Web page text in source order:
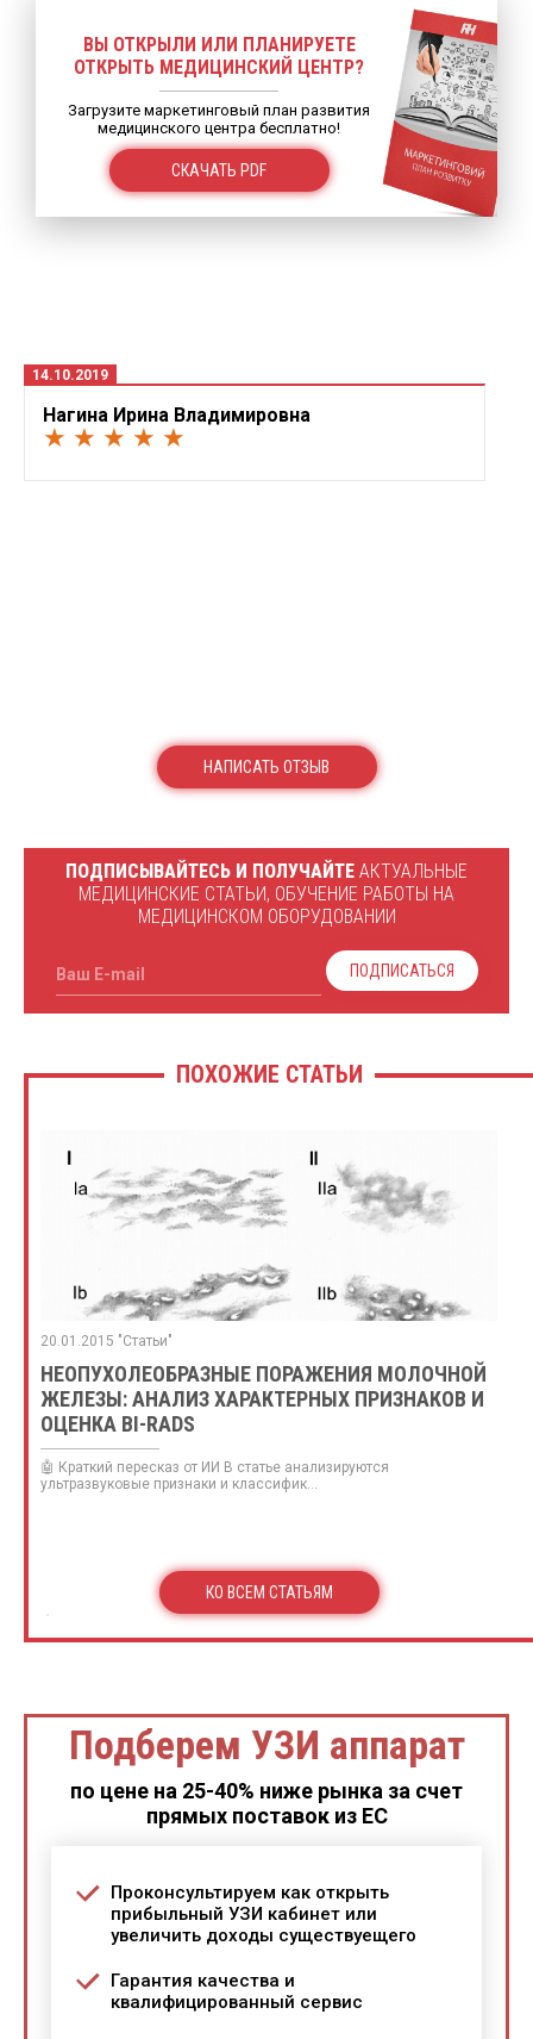
ВЫ ОТКРЫЛИ ИЛИ ПЛАНИРУЕТЕ
ОТКРЫТЬ МЕДИЦИНСКИЙ ЦЕНТР?
Загрузите маркетинговый план развития
медицинского центра бесплатно!
СКАЧАТЬ PDF
14.10.2019
Нагина Ирина Владимировна
★ ★ ★ ★ ★
НАПИСАТЬ ОТЗЫВ
ПОДПИСЫВАЙТЕСЬ И ПОЛУЧАЙТЕ АКТУАЛЬНЫЕ
МЕДИЦИНСКИЕ СТАТЬИ, ОБУЧЕНИЕ РАБОТЫ НА
МЕДИЦИНСКОМ ОБОРУДОВАНИИ
Ваш E-mail ПОДПИСАТЬСЯ
ПОХОЖИЕ СТАТЬИ
20.01.2015 "Статьи"
НЕОПУХОЛЕОБРАЗНЫЕ ПОРАЖЕНИЯ МОЛОЧНОЙ
ЖЕЛЕЗЫ: АНАЛИЗ ХАРАКТЕРНЫХ ПРИЗНАКОВ И
ОЦЕНКА BI-RADS
🤖 Краткий пересказ от ИИ В статье анализируются
ультразвуковые признаки и классифик...
КО ВСЕМ СТАТЬЯМ
Подберем УЗИ аппарат
по цене на 25-40% ниже рынка за счет
прямых поставок из ЕС
Проконсультируем как открыть
прибыльный УЗИ кабинет или
увеличить доходы существуещего
Гарантия качества и
квалифицированный сервис